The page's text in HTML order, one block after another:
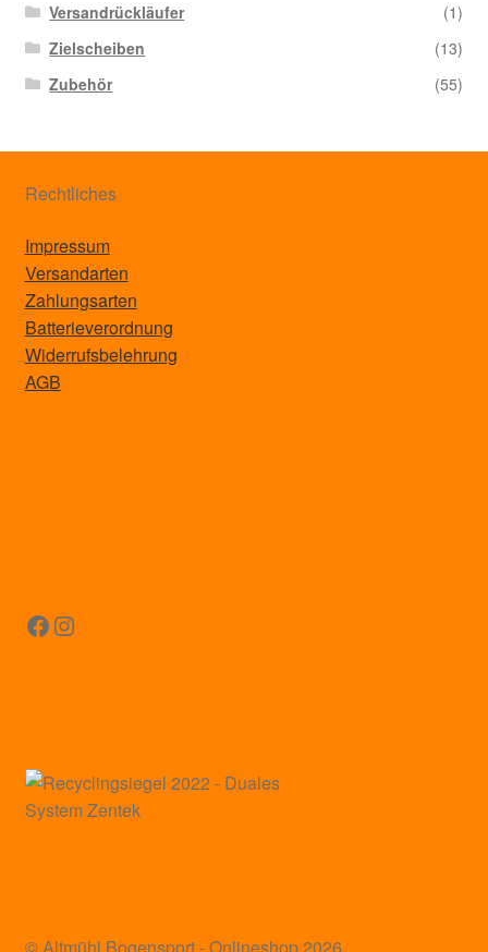
Versandrückläufer
(1)
Zielscheiben
(13)
Zubehör
(55)
Rechtliches
Impressum
Versandarten
Zahlungsarten
Batterieverordnung
Widerrufsbelehrung
AGB
Facebook
Instagram